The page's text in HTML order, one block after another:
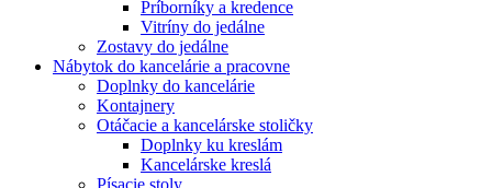
Príborníky a kredence
Vitríny do jedálne
Zostavy do jedálne
Nábytok do kancelárie a pracovne
Doplnky do kancelárie
Kontajnery
Otáčacie a kancelárske stoličky
Doplnky ku kreslám
Kancelárske kreslá
Písacie stoly